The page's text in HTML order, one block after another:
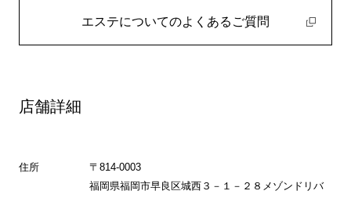
エステについてのよくあるご質問
店舗詳細
住所
〒814-0003
福岡県福岡市早良区城西３－１－２８メゾンドリバ